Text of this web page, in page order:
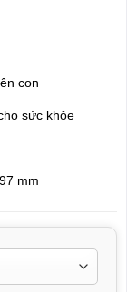
con
sức khỏe
mm